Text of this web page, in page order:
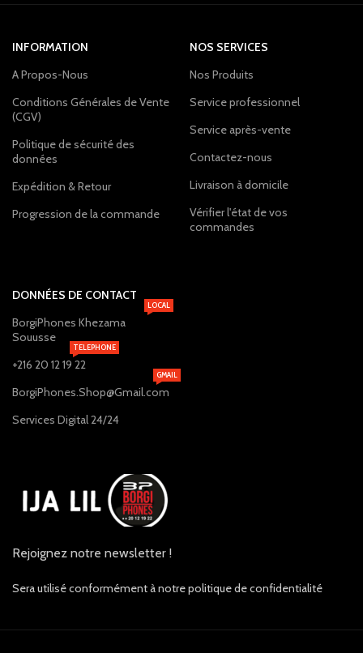
INFORMATION
A Propos-Nous
Conditions Générales de Vente
(CGV)
Politique de sécurité des
données
Expédition & Retour
Progression de la commande
NOS SERVICES
Nos Produits
Service professionnel
Service après-vente
Contactez-nous
Livraison à domicile
Vérifier l'état de vos
commandes
DONNÉES DE CONTACT
BorgiPhones Khezama
Souusse
LOCAL
+216 20 12 19 22
TELEPHONE
BorgiPhones.Shop@Gmail.com
GMAIL
Services Digital 24/24
Rejoignez notre newsletter !
Sera utilisé conformément à notre politique de confidentialité